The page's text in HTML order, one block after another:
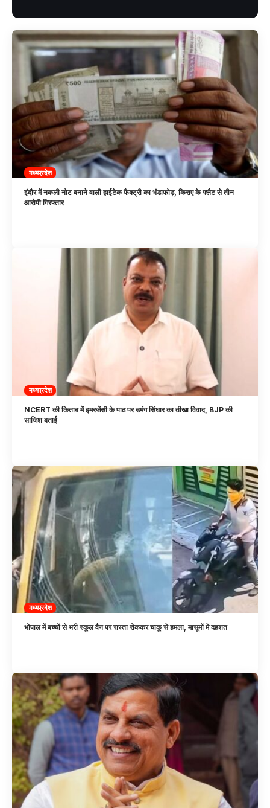
मध्यप्रदेश
इंदौर में नकली नोट बनाने वाली हाईटेक फैक्ट्री का भंडाफोड़, किराए के फ्लैट से तीन
आरोपी गिरफ्तार
मध्यप्रदेश
NCERT की किताब में इमरजेंसी के पाठ पर उमंग सिंघार का तीखा विवाद, BJP की
साजिश बताई
मध्यप्रदेश
भोपाल में बच्चों से भरी स्कूल वैन पर रास्ता रोककर चाकू से हमला, मासूमों में दहशत